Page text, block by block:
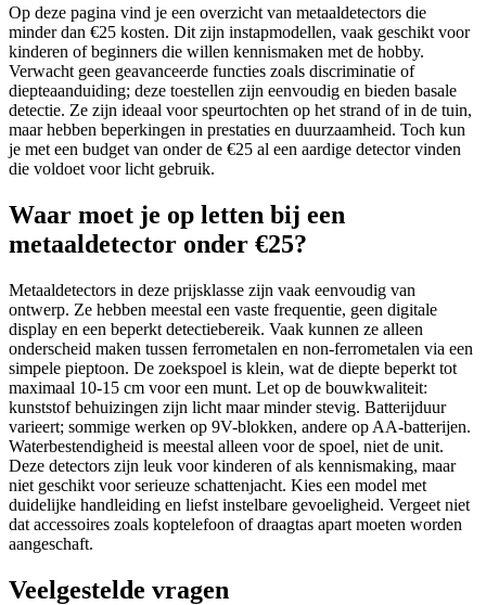
Op deze pagina vind je een overzicht van metaaldetectors die
minder dan €25 kosten. Dit zijn instapmodellen, vaak geschikt voor
kinderen of beginners die willen kennismaken met de hobby.
Verwacht geen geavanceerde functies zoals discriminatie of
diepteaanduiding; deze toestellen zijn eenvoudig en bieden basale
detectie. Ze zijn ideaal voor speurtochten op het strand of in de tuin,
maar hebben beperkingen in prestaties en duurzaamheid. Toch kun
je met een budget van onder de €25 al een aardige detector vinden
die voldoet voor licht gebruik.
Waar moet je op letten bij een
metaaldetector onder €25?
Metaaldetectors in deze prijsklasse zijn vaak eenvoudig van
ontwerp. Ze hebben meestal een vaste frequentie, geen digitale
display en een beperkt detectiebereik. Vaak kunnen ze alleen
onderscheid maken tussen ferrometalen en non-ferrometalen via een
simpele pieptoon. De zoekspoel is klein, wat de diepte beperkt tot
maximaal 10-15 cm voor een munt. Let op de bouwkwaliteit:
kunststof behuizingen zijn licht maar minder stevig. Batterijduur
varieert; sommige werken op 9V-blokken, andere op AA-batterijen.
Waterbestendigheid is meestal alleen voor de spoel, niet de unit.
Deze detectors zijn leuk voor kinderen of als kennismaking, maar
niet geschikt voor serieuze schattenjacht. Kies een model met
duidelijke handleiding en liefst instelbare gevoeligheid. Vergeet niet
dat accessoires zoals koptelefoon of draagtas apart moeten worden
aangeschaft.
Veelgestelde vragen